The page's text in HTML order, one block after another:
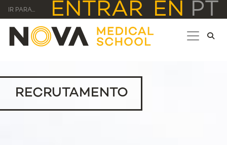
IR PARA... ENTRAR EN PT
RECRUTAMENTO